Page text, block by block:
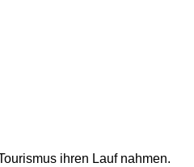
ihren Lauf nahmen.